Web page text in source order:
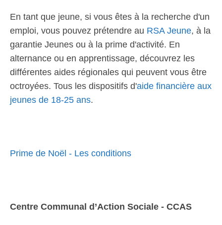
En tant que jeune, si vous êtes à la recherche d'un
emploi, vous pouvez prétendre au RSA Jeune, à la
garantie Jeunes ou à la prime d'activité. En
alternance ou en apprentissage, découvrez les
différentes aides régionales qui peuvent vous être
octroyées. Tous les dispositifs d'aide financière aux
jeunes de 18-25 ans.
Prime de Noël - Les conditions
Centre Communal d’Action Sociale - CCAS